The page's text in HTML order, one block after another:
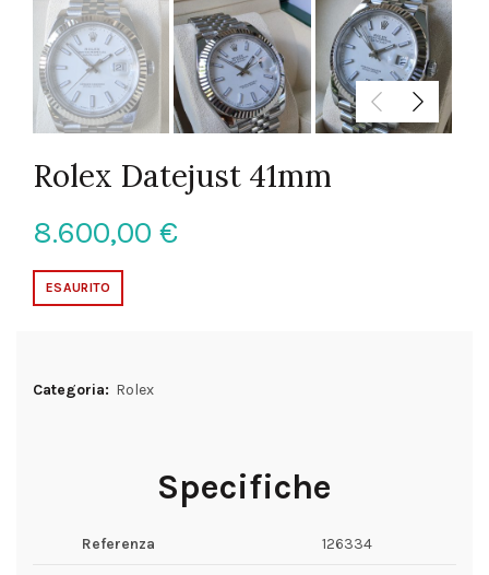
Rolex Datejust 41mm
8.600,00 €
ESAURITO
Categoria: Rolex
Specifiche
Referenza 126334